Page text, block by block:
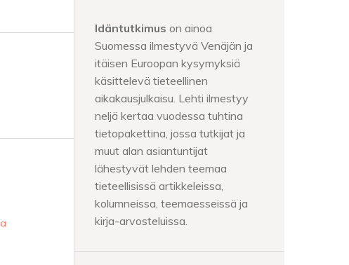
Idäntutkimus on ainoa
Suomessa ilmestyvä Venäjän ja
itäisen Euroopan kysymyksiä
käsittelevä tieteellinen
aikakausjulkaisu. Lehti ilmestyy
neljä kertaa vuodessa tuhtina
tietopakettina, jossa tutkijat ja
muut alan asiantuntijat
lähestyvät lehden teemaa
tieteellisissä artikkeleissa,
kolumneissa, teemaesseissä ja
kirja-arvosteluissa.